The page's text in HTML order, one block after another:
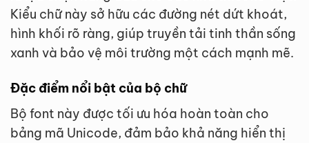
Kiểu chữ này sở hữu các đường nét dứt khoát,
hình khối rõ ràng, giúp truyền tải tinh thần sống
xanh và bảo vệ môi trường một cách mạnh mẽ.
Đặc điểm nổi bật của bộ chữ
Bộ font này được tối ưu hóa hoàn toàn cho
bảng mã Unicode, đảm bảo khả năng hiển thị